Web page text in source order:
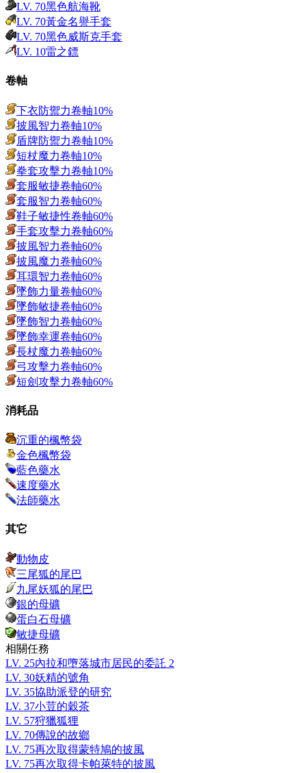
LV. 70黑色航海靴
LV. 70黃金名譽手套
LV. 70黑色威斯克手套
LV. 10雷之鏢
卷軸
下衣防禦力卷軸10%
披風智力卷軸10%
盾牌防禦力卷軸10%
短杖魔力卷軸10%
拳套攻擊力卷軸10%
套服敏捷卷軸60%
套服智力卷軸60%
鞋子敏捷性卷軸60%
手套攻擊力卷軸60%
披風智力卷軸60%
披風魔力卷軸60%
耳環智力卷軸60%
墜飾力量卷軸60%
墜飾敏捷卷軸60%
墜飾智力卷軸60%
墜飾幸運卷軸60%
長杖魔力卷軸60%
弓攻擊力卷軸60%
短劍攻擊力卷軸60%
消耗品
沉重的楓幣袋
金色楓幣袋
藍色藥水
速度藥水
法師藥水
其它
動物皮
三尾狐的尾巴
九尾妖狐的尾巴
銀的母礦
蛋白石母礦
敏捷母礦
相關任務
LV. 25內拉和墮落城市居民的委託 2
LV. 30妖精的號角
LV. 35協助派登的研究
LV. 37小荳的穀茶
LV. 57狩獵狐狸
LV. 70傳說的故鄉
LV. 75再次取得蒙特鳩的披風
LV. 75再次取得卡帕萊特的披風